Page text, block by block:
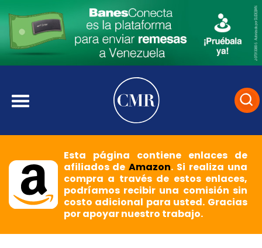
Esta página contiene enlaces de
afiliados deAmazon. Si realiza una
compra a través de estos enlaces,
podríamos recibir una comisión sin
costo adicional para usted. Gracias
por apoyar nuestro trabajo.